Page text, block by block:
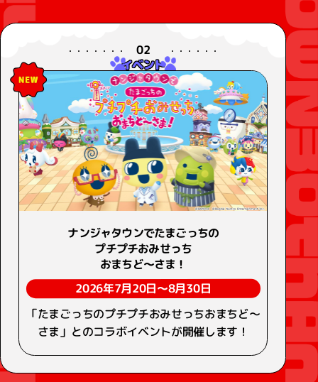
02
イベント
ナンジャタウンでたまごっちの
プチプチおみせっち
おまちど～さま！
2026年7月20日～8月30日
「たまごっちのプチプチおみせっちおまちど～
さま」とのコラボイベントが開催します！